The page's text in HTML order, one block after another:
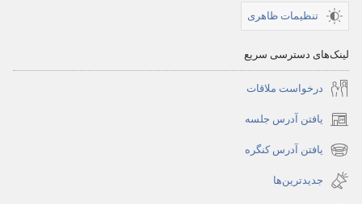
تنظیمات ظاهری
لینک‌های دسترسی سریع
درخواست ملاقات
یافتن آدرس جلسه
(پنجره‌ای
جدید
می‌شود)
یافتن آدرس کنگره
(پنجره‌ای
جدید
جدیدترین‌ها